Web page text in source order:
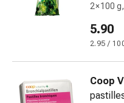
tubolari
di
Ustioni
2 × 100
5.90
2.95 /
Coop